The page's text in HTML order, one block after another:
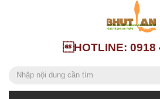
HOTLINE: 0918